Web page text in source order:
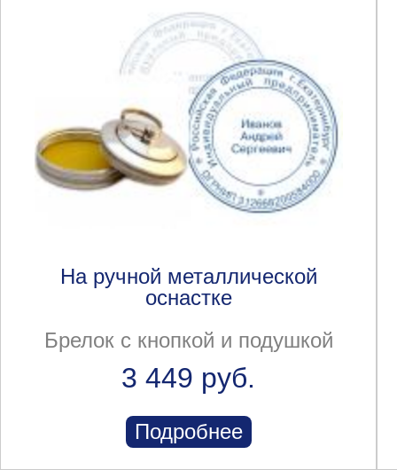
На ручной металлической
оснастке
Брелок с кнопкой и подушкой
3 449 руб.
Подробнее